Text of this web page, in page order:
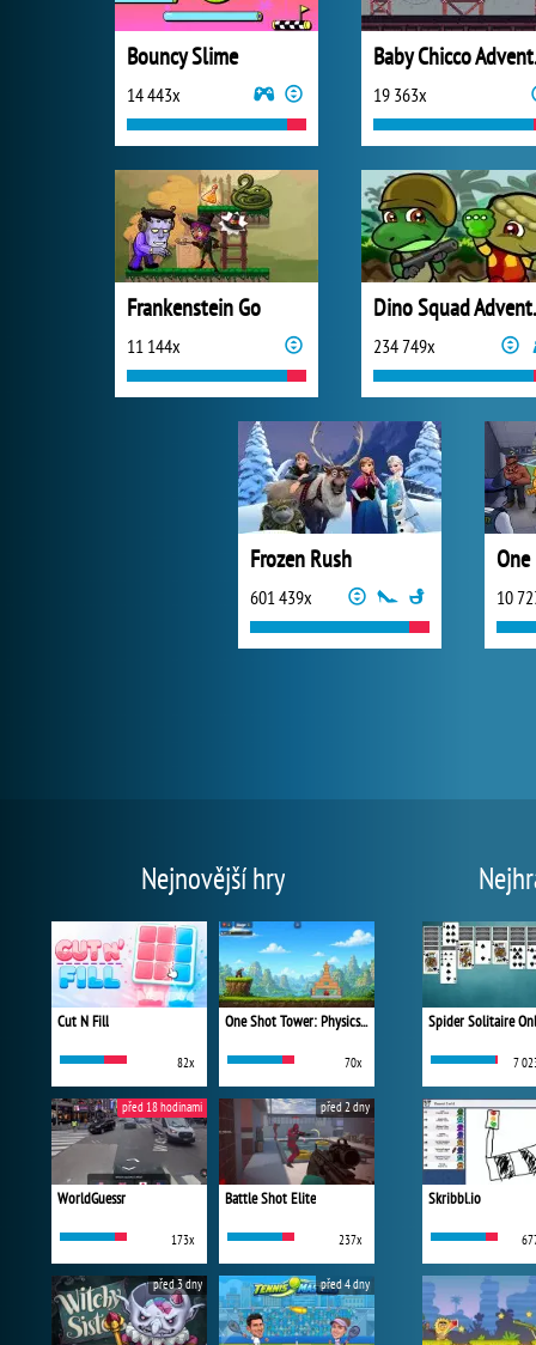
Bouncy Slime
14 443x 19 363x
Frankenstein Go
11 144x 234 749x
Frozen Rush
601 439x
One
10
Nejnovější hry
Cut N Fill
82x
One Shot Tower: Physics Destroyer
70x
WorldGuessr
173x
před 18 hodinami
Battle Shot Elite
237x
před 2 dny
před 3 dny před 4 dny
Spider Solitaire
7
Skribbl.io